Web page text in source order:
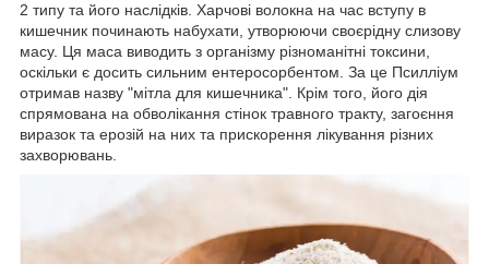
2 типу та його наслідків. Харчові волокна на час вступу в
кишечник починають набухати, утворюючи своєрідну слизову
масу. Ця маса виводить з організму різноманітні токсини,
оскільки є досить сильним ентеросорбентом. За це Псилліум
отримав назву "мітла для кишечника". Крім того, його дія
спрямована на обволікання стінок травного тракту, загоєння
виразок та ерозій на них та прискорення лікування різних
захворювань.